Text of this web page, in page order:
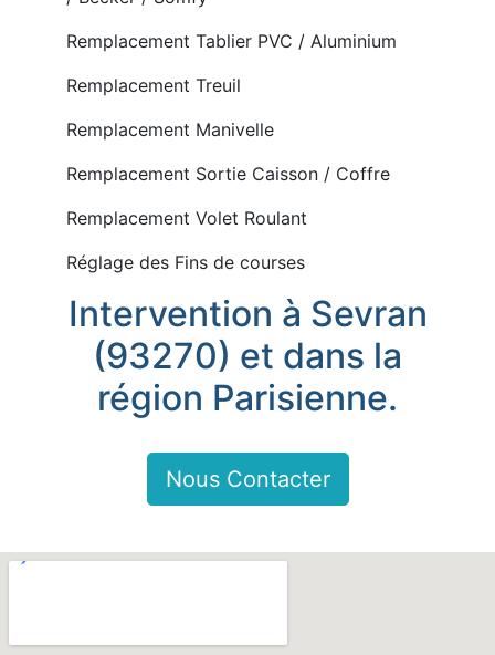
Remplacement Tablier PVC / Aluminium
Remplacement Treuil
Remplacement Manivelle
Remplacement Sortie Caisson / Coffre
Remplacement Volet Roulant
Réglage des Fins de courses
Intervention à Sevran
(93270) et dans la
région Parisienne.
Nous Contacter